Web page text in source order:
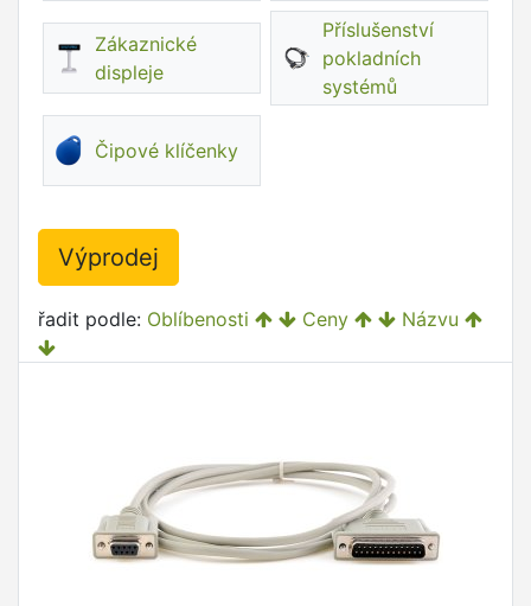
Zákaznické
displeje
Příslušenství
pokladních
systémů
Čipové klíčenky
Výprodej
řadit podle: Oblíbenosti Ceny Názvu